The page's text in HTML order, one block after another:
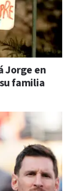
Jorge en
familia